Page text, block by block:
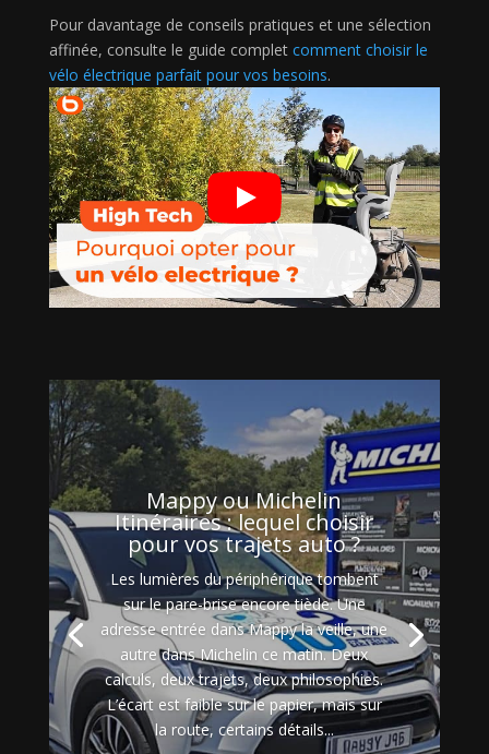
Pour davantage de conseils pratiques et une sélection
affinée, consulte le guide complet comment choisir le
vélo électrique parfait pour vos besoins.
Mappy ou Michelin
Itinéraires : lequel choisir
pour vos trajets auto ?
Les lumières du périphérique tombent
sur le pare-brise encore tiède. Une
adresse entrée dans Mappy la veille, une
autre dans Michelin ce matin. Deux
calculs, deux trajets, deux philosophies.
L’écart est faible sur le papier, mais sur
la route, certains détails...